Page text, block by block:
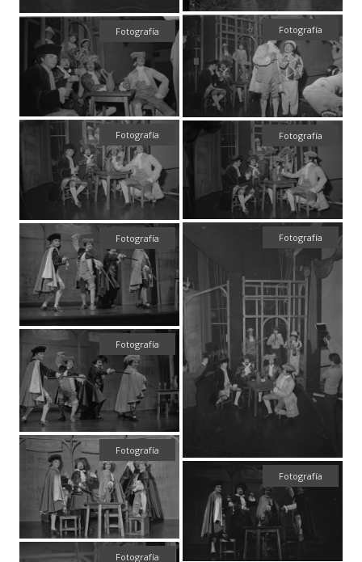
Fotografía
Fotografía
Fotografía Fotografía
Fotografía
Fotografía
Fotografía
Fotografía
Fotografía
Fotografía